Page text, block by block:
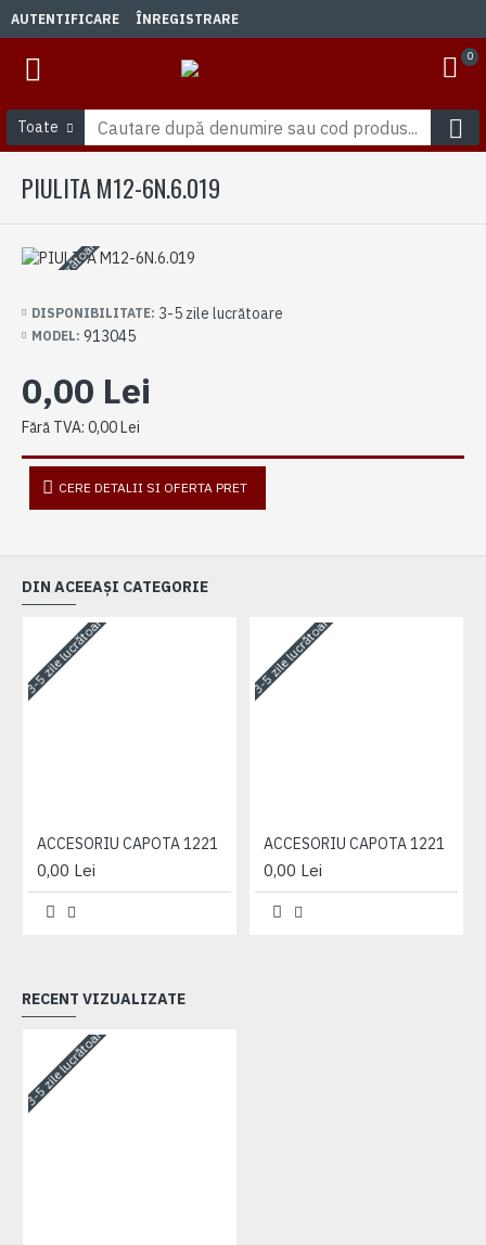
AUTENTIFICARE ÎNREGISTRARE
0
Toate
PIULITA M12-6N.6.019
3-5 zile lucrătoare
DISPONIBILITATE: 3-5 zile lucrătoare
MODEL: 913045
0,00 Lei
Fără TVA: 0,00 Lei
CERE DETALII SI OFERTA PRET
DIN ACEEAȘI CATEGORIE
3-5 zile lucrătoare
ACCESORIU CAPOTA 1221
0,00 Lei
3-5 zile lucrătoare
ACCESORIU CAPOTA 1221
0,00 Lei
RECENT VIZUALIZATE
3-5 zile lucrătoare